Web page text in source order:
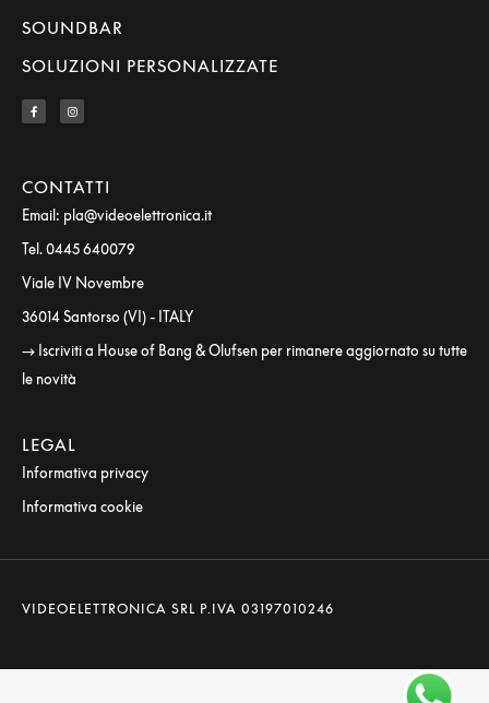
SOUNDBAR
SOLUZIONI PERSONALIZZATE
CONTATTI
Email: pla@videoelettronica.it
Tel. 0445 640079
Viale IV Novembre
36014 Santorso (VI) - ITALY
→ Iscriviti a House of Bang & Olufsen per rimanere aggiornato su tutte
le novità
LEGAL
Informativa privacy
Informativa cookie
VIDEOELETTRONICA SRL P.IVA 03197010246